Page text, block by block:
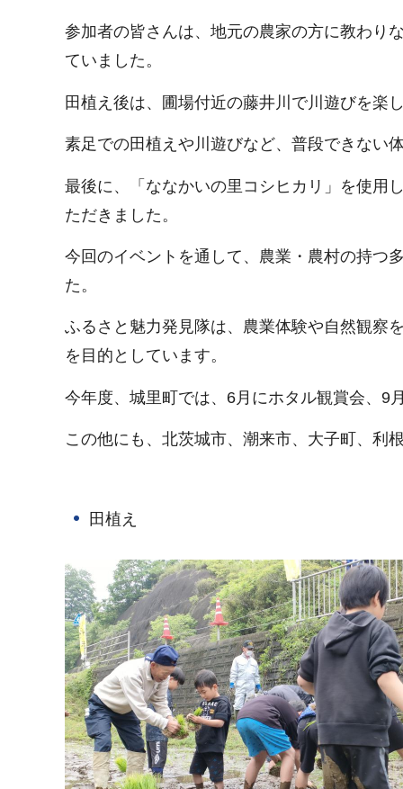
参加者の皆さんは、地元の農家の方に教わり
ていました。
田植え後は、圃場付近の藤井川で川遊びを楽
素足での田植えや川遊びなど、普段できない
最後に、「ななかいの里コシヒカリ」を使用
ただきました。
今回のイベントを通して、農業・農村の持つ
た。
ふるさと魅力発見隊は、農業体験や自然観察
を目的としています。
今年度、城里町では、6月にホタル観賞会、9
この他にも、北茨城市、潮来市、大子町、利
田植え